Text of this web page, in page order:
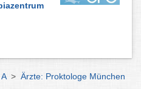
> Ärzte: Proktologe München